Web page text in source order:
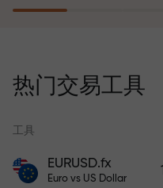
证6个月内利润
您的资金受到保
热门交易工具
工具
EURUSD.fx
Euro vs US Dollar